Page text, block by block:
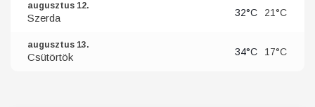
augusztus 12.
Szerda 32°C 21°C
augusztus 13.
Csütörtök 34°C 17°C